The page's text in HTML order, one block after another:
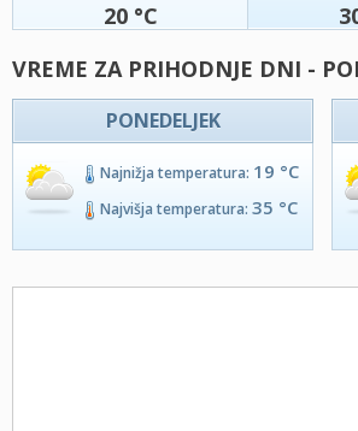
20 °C
VREME ZA PRIHODNJE DNI -
PONEDELJEK
Najnižja temperatura: 19 °C
Najvišja temperatura: 35 °C